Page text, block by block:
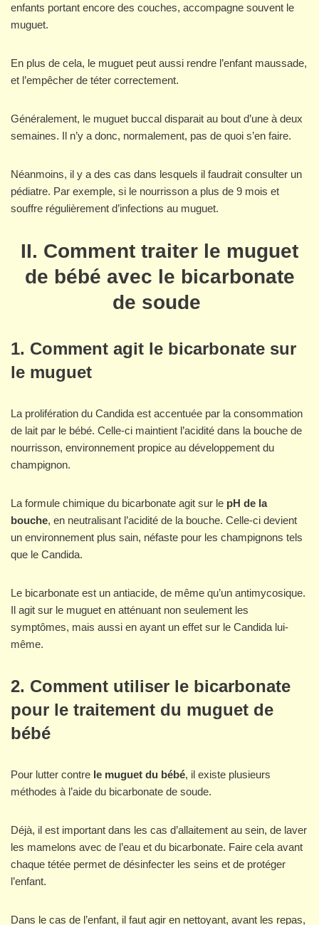
enfants portant encore des couches, accompagne souvent le
muguet.
En plus de cela, le muguet peut aussi rendre l’enfant maussade,
et l’empêcher de téter correctement.
Généralement, le muguet buccal disparait au bout d’une à deux
semaines. Il n’y a donc, normalement, pas de quoi s’en faire.
Néanmoins, il y a des cas dans lesquels il faudrait consulter un
pédiatre. Par exemple, si le nourrisson a plus de 9 mois et
souffre régulièrement d’infections au muguet.
II. Comment traiter le muguet
de bébé avec le bicarbonate
de soude
1. Comment agit le bicarbonate sur
le muguet
La prolifération du Candida est accentuée par la consommation
de lait par le bébé. Celle-ci maintient l’acidité dans la bouche de
nourrisson, environnement propice au développement du
champignon.
La formule chimique du bicarbonate agit sur le pH de la
bouche, en neutralisant l’acidité de la bouche. Celle-ci devient
un environnement plus sain, néfaste pour les champignons tels
que le Candida.
Le bicarbonate est un antiacide, de même qu’un antimycosique.
Il agit sur le muguet en atténuant non seulement les
symptômes, mais aussi en ayant un effet sur le Candida lui-
même.
2. Comment utiliser le bicarbonate
pour le traitement du muguet de
bébé
Pour lutter contre le muguet du bébé, il existe plusieurs
méthodes à l’aide du bicarbonate de soude.
Déjà, il est important dans les cas d’allaitement au sein, de laver
les mamelons avec de l’eau et du bicarbonate. Faire cela avant
chaque tétée permet de désinfecter les seins et de protéger
l’enfant.
Dans le cas de l’enfant, il faut agir en nettoyant, avant les repas,